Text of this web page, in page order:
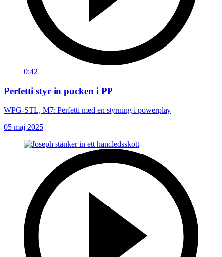
0:42
Perfetti styr in pucken i PP
WPG-STL, M7: Perfetti med en styrning i powerplay
05 maj 2025